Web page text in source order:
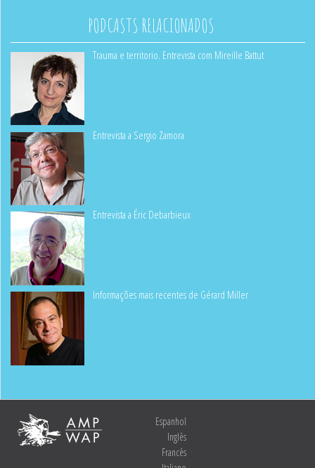
PODCASTS RELACIONADOS
Trauma e territorio. Entrevista com Mireille Battut
Entrevista a Sergio Zamora
Entrevista a Éric Debarbieux
Informações mais recentes de Gérard Miller
Espanhol
Inglês
Francês